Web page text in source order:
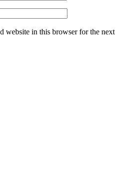
website in this browser for the next